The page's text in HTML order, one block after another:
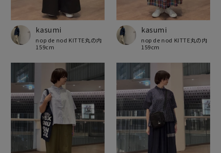
kasumi
nop de nod KITTE丸の内
159cm
kasumi
nop de nod KITTE丸の内
159cm